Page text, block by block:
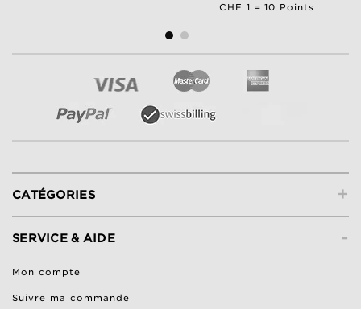
CHF 1 = 10 Points
+
CATÉGORIES
-
SERVICE & AIDE
Mon compte
Suivre ma commande